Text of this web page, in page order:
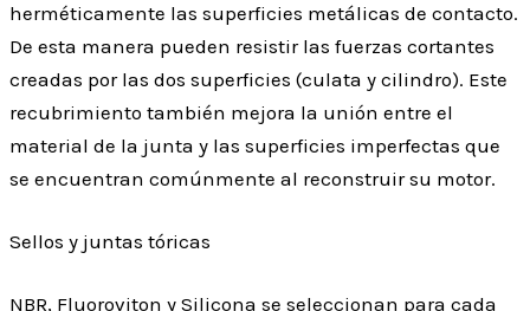
herméticamente las superficies metálicas de contacto.
De esta manera pueden resistir las fuerzas cortantes
creadas por las dos superficies (culata y cilindro). Este
recubrimiento también mejora la unión entre el
material de la junta y las superficies imperfectas que
se encuentran comúnmente al reconstruir su motor.
Sellos y juntas tóricas
NBR, Fluoroviton y Silicona se seleccionan para cada